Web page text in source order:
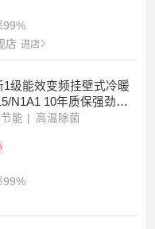
NA20/V1A1 大1匹挂
款超一级能效变频冷暖
凝器
缩机
99%
店 进店
级能效变频挂壁式冷暖
N1A1 10年质保强劲节